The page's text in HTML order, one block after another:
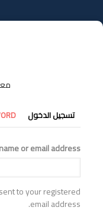
إلى
المحتوى
التبويبات
الأساسية
تسجيل الدخول
or email address
to your registered
email address.